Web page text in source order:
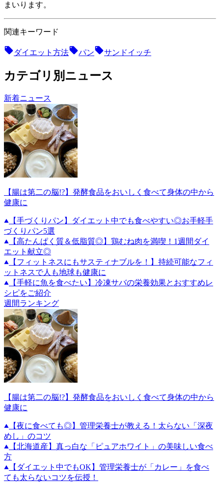
まいります。
関連キーワード
ダイエット方法 パン サンドイッチ
カテゴリ別ニュース
新着ニュース
【腸は第二の脳!?】発酵食品をおいしく食べて身体の中から
健康に
【手づくりパン】ダイエット中でも食べやすい◎お手軽手
づくりパン5選
【高たんぱく質＆低脂質◎】鶏むね肉を満喫！1週間ダイ
エット献立◎
【フィットネスにもサスティナブルを！】持続可能なフィ
ットネスで人も地球も健康に
【手軽に魚を食べたい】冷凍サバの栄養効果とおすすめレ
シピをご紹介
週間ランキング
【腸は第二の脳!?】発酵食品をおいしく食べて身体の中から
健康に
【夜に食べても◎】管理栄養士が教える！太らない「深夜
めし」のコツ
【北海道産】真っ白な「ピュアホワイト」の美味しい食べ
方
【ダイエット中でもOK】管理栄養士が「カレー」を食べ
ても太らないコツを伝授！